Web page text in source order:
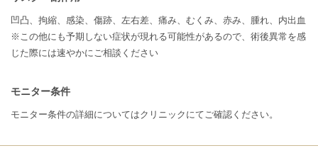
凹凸、拘縮、感染、傷跡、左右差、痛み、むくみ、赤み、腫れ、内出血
※この他にも予期しない症状が現れる可能性があるので、術後異常を感
じた際には速やかにご相談ください
モニター条件
モニター条件の詳細についてはクリニックにてご確認ください。